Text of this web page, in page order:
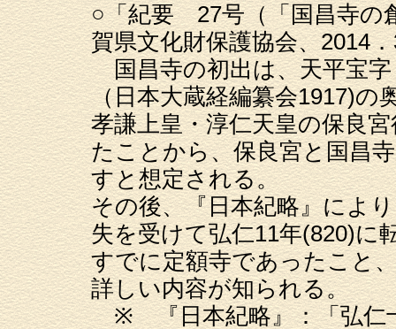
○「紀要 27号（「国昌寺の
賀県文化財保護協会、2014
国昌寺の初出は、天平宝字
（日本大蔵経編纂会1917)の
孝謙上皇・淳仁天皇の保良
たことから、保良宮と国昌
すと想定される。
その後、『日本紀略』によ
失を受けて弘仁11年(820)に
すでに定額寺であったこと
詳しい内容が知られる。
※ 『日本紀略』：「弘仁十